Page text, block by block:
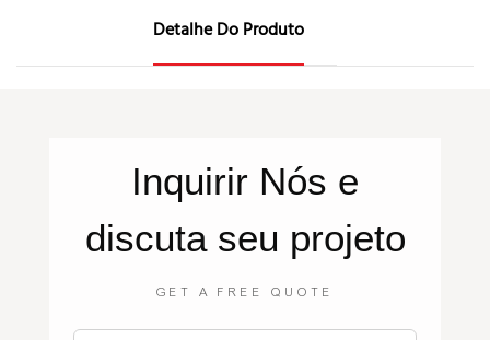
Detalhe Do Produto
Inquirir Nós e
discuta seu projeto
GET A FREE QUOTE